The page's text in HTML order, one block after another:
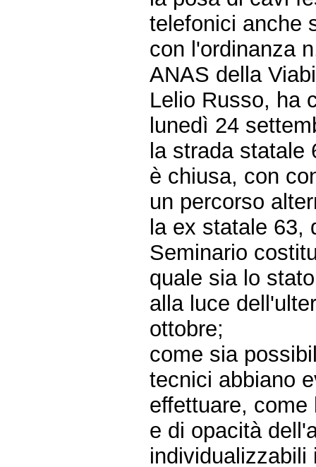
telefonici anche
con l'ordinanza
ANAS della
Lelio Russo, ha
lunedì 24
la strada statale
è chiusa, con
un percorso
la ex statale 63,
Seminario
quale sia lo
alla luce
ottobre;
come sia
tecnici abbiano
effettuare,
e di opacità
individualizzabili